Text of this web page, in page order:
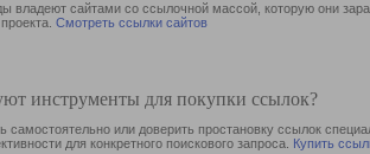
владеют сайтами со ссылочной массой, которую они
Смотреть ссылки сайтов
инструменты для покупки ссылок?
самостоятельно или доверить простановку ссылок
для конкретного поискового запроса. Купить